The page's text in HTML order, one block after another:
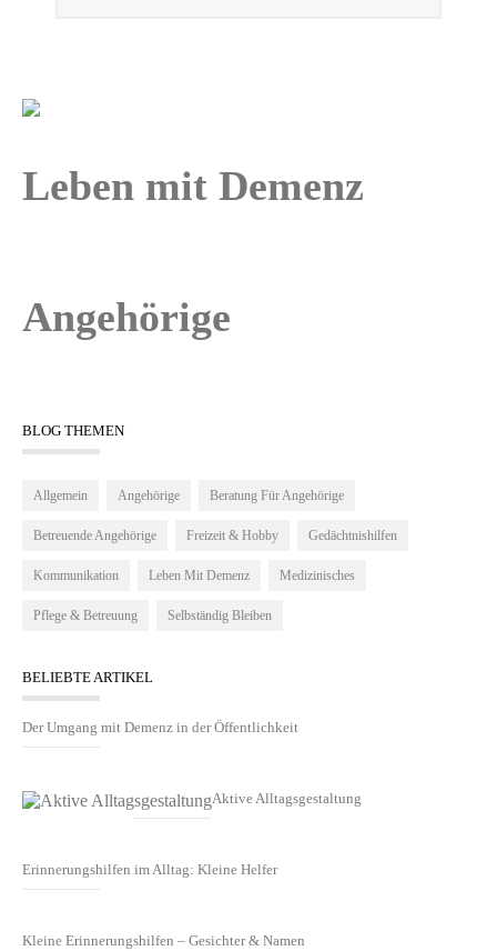
Leben mit Demenz
Angehörige
BLOG THEMEN
Allgemein Angehörige Beratung Für Angehörige
Betreuende Angehörige Freizeit & Hobby Gedächtnishilfen
Kommunikation Leben Mit Demenz Medizinisches
Pflege & Betreuung Selbständig Bleiben
BELIEBTE ARTIKEL
Der Umgang mit Demenz in der Öffentlichkeit
Aktive Alltagsgestaltung
Erinnerungshilfen im Alltag: Kleine Helfer
Kleine Erinnerungshilfen – Gesichter & Namen